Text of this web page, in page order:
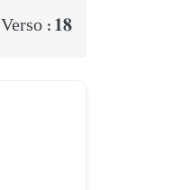
Verso : 18